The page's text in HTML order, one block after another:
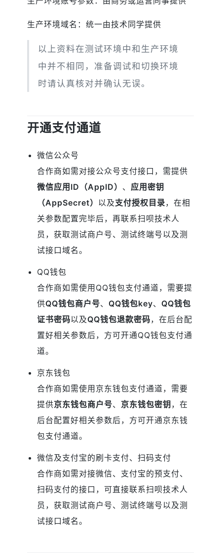
生产环境域名：统一由技术同学提供
以上资料在测试环境中和生产环境
中并不相同，准备调试和切换环境
时请认真核对并确认无误。
开通支付通道
微信公众号
合作商如需对接公众号支付接口，需提供
微信应用ID（AppID） 、 应用密钥
（AppSecret） 以及支付授权目录，在相
关参数配置完毕后，再联系扫呗技术人
员，获取测试商户号、测试终端号以及测
试接口域名。
QQ钱包
合作商如需使用QQ钱包支付通道，需要提
供QQ钱包商户号、 QQ钱包key、 QQ钱包
证书密码以及QQ钱包退款密码，在后台配
置好相关参数后，方可开通QQ钱包支付通
道。
京东钱包
合作商如需使用京东钱包支付通道，需要
提供京东钱包商户号、 京东钱包密钥，在
后台配置好相关参数后，方可开通京东钱
包支付通道。
微信及支付宝的刷卡支付、扫码支付
合作商如需对接微信、支付宝的预支付、
扫码支付的接口，可直接联系扫呗技术人
员，获取测试商户号、测试终端号以及测
试接口域名。